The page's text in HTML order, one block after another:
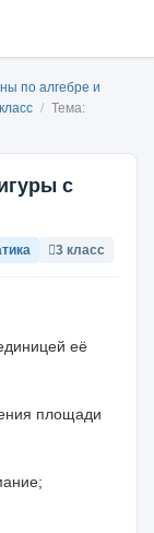
по алгебре и
/ Тема:
с
3 класс
её
площади